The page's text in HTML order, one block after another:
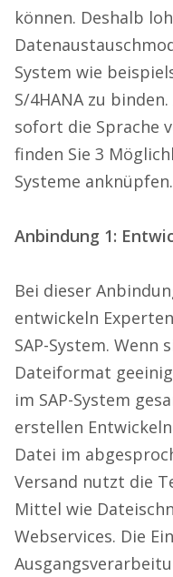
können. Deshalb
System wie
S/4HANA zu
sofort die Sprache
finden Sie 3
Systeme anknüpfen.
Anbindung 1:
Bei dieser
entwickeln
SAP-System.
Dateiformat
im SAP-System
erstellen
Datei im
Versand nutzt die
Mittel wie
Webservices. Die